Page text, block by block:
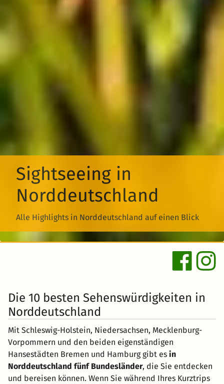
Sightseeing in
Norddeutschland
Alle Highlights in Norddeutschland auf einen Blick
Die 10 besten Sehenswürdigkeiten in
Norddeutschland
Mit Schleswig-Holstein, Niedersachsen, Mecklenburg-
Vorpommern und den beiden eigenständigen
Hansestädten Bremen und Hamburg gibt es in
Norddeutschland fünf Bundesländer, die Sie entdecken
und bereisen können. Wenn Sie während Ihres Kurztrips